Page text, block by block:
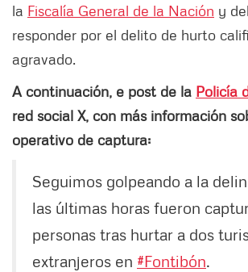
la Fiscalía General de la Nación y
responder por el delito de hurto
agravado.
A continuación, e post de la Policía
red social X, con más información
operativo de captura:
Seguimos golpeando a la
las últimas horas fueron
personas tras hurtar a dos
extranjeros en #Fontibón.